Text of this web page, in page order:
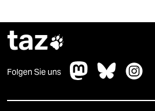
taz
Folgen Sie uns